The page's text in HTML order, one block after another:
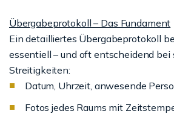
Übergabeprotokoll – Das Fundament
Ein detailliertes Übergabeprotokoll
essentiell – und oft entscheidend bei
Streitigkeiten:
Datum, Uhrzeit, anwesende
Fotos jedes Raums mit